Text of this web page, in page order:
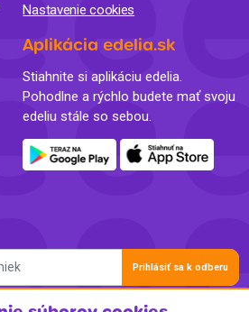
Nastavenie cookies
Aplikácia edelia.sk
Stiahnite si aplikáciu edelia.
Pohodlne a rýchlo budete mať svoju
edeliu stále so sebou.
Prihlásiť sa k odberu